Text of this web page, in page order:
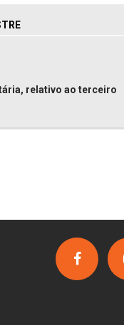
relativo ao terceiro